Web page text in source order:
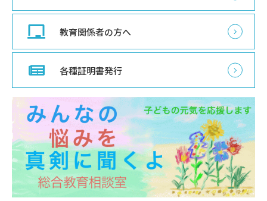
教育関係者の方へ
各種証明書発行